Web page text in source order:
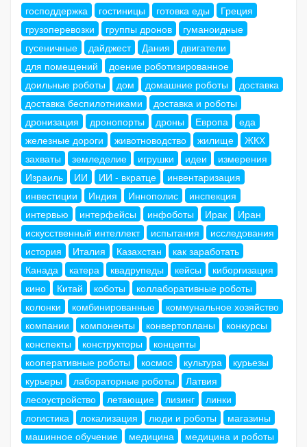
господдержка
гостиницы готовка еды
Греция
грузоперевозки
группы дронов
гуманоидные
гусеничные
дайджест Дания
двигатели
для помещений
доение роботизированное
доильные роботы
дом домашние роботы
доставка
доставка беспилотниками
доставка и роботы
дронизация
дронопорты дроны Европа
еда
железные дороги
животноводство жилище
ЖКХ
захваты
земледелие игрушки идеи
измерения
Израиль
ИИ ИИ - вкратце
инвентаризация
инвестиции
Индия Иннополис
инспекция
интервью
интерфейсы инфоботы Ирак
Иран
искусственный интеллект
испытания
исследования
история
Италия Казахстан
как заработать
Канада
катера квадрупеды кейсы
киборгизация
кино
Китай коботы
коллаборативные роботы
колонки
комбинированные
коммунальное хозяйство
компании
компоненты конвертопланы
конкурсы
конспекты
конструкторы
концепты
кооперативные роботы
космос культура
курьезы
курьеры
лабораторные роботы
Латвия
лесоустройство
летающие лизинг
линки
логистика
локализация люди и роботы
магазины
машинное обучение
медицина
медицина и роботы